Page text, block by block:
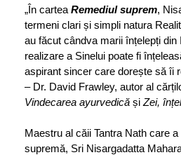
„În cartea Remediul suprem,
termeni clari și simpli natura
au făcut cândva marii înțelepți din
realizare a Sinelui poate fi
aspirant sincer care dorește să îi
– Dr. David Frawley, autor al
Vindecarea ayurvedică și Zei,
Maestru al căii Tantra Nath care
supremă, Sri Nisargadatta